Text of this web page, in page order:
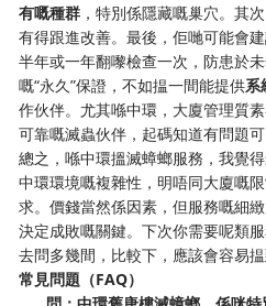
有嘅種群 ，特別係隱藏嘅巢穴。其
有得跟進改善。最後，佢哋可能會
半年或一年翻嚟檢查一次，防患於
嘅“永久”保證，不如揾一間能提供系
作伙伴。尤其喺中環，大廈管理質
可靠嘅滅蟲伙伴，起碼知道有問題
總之，喺中環搵滅蟑螂服務，我覺
中環環境嘅複雜性，明唔同大廈嘅
求。價錢當然係因素，但服務嘅細
決定成敗嘅關鍵。下次你需要呢類
去問多幾間，比較下，應該會容易揾
常見問題（FAQ）